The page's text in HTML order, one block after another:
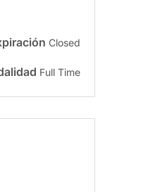
Closed
Full Time